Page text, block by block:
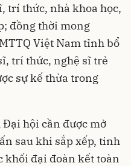
trí thức, nhà khoa học,
đồng thời mong
Việt Nam tỉnh bổ
trí thức, nghệ sĩ trẻ
sự kế thừa trong
hội cần được mở
sau khi sắp xếp, tinh
khối đại đoàn kết toàn